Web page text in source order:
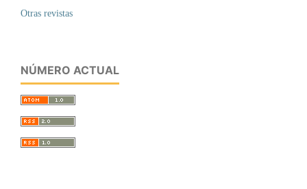
Otras revistas
NÚMERO ACTUAL